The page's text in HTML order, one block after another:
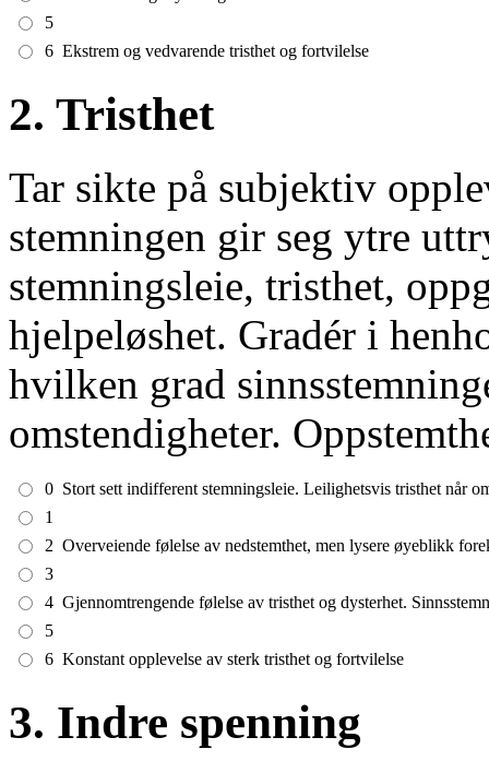
5
6 Ekstrem og vedvarende tristhet og fortvilelse
2. Tristhet
Tar sikte på subjektiv
stemningen gir seg ytre
stemningsleie, tristhet,
hjelpeløshet. Gradér i
hvilken grad
omstendigheter.
0 Stort sett indifferent stemningsleie. Leilighetsvis tristhet når
1
2 Overveiende følelse av nedstemthet, men lysere øyeblikk
3
4 Gjennomtrengende følelse av tristhet og dysterhet.
5
6 Konstant opplevelse av sterk tristhet og fortvilelse
3. Indre spenning